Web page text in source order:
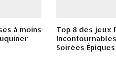
à moins
Top 8 des jeux
Soirées Épiques